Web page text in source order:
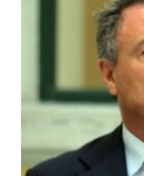
πραγματική μάχη